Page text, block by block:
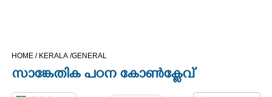
CINEMA
OPINION
HOME / KERALA /GENERAL
സാങ്കേതിക പഠന കോൺക്ലേവ്